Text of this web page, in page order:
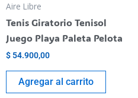
Aire Libre
Tenis Giratorio Tenisol
Juego Playa Paleta Pelota
$ 54.900,00
Agregar al carrito